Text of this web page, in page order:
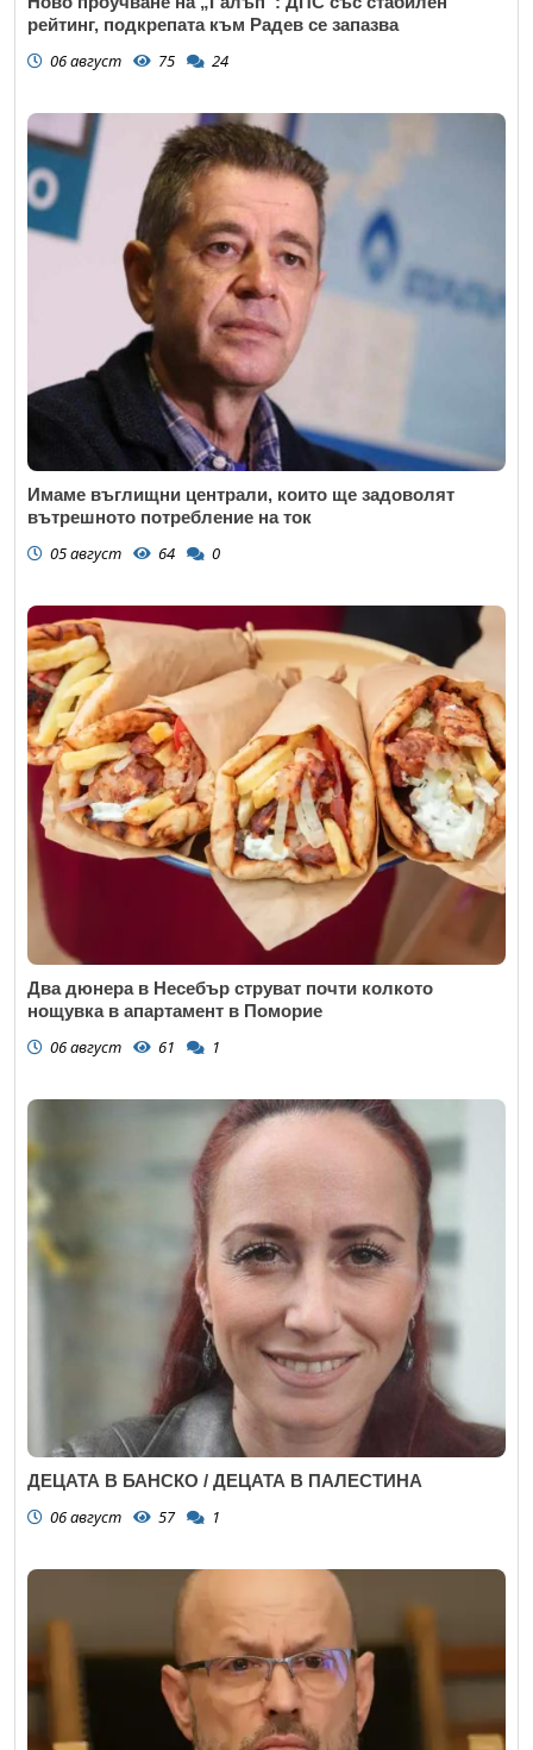
рейтинг, подкрепата към Радев се запазва
06 август 75 24
Имаме въглищни централи, които ще задоволят
вътрешното потребление на ток
05 август 64 0
Два дюнера в Несебър струват почти колкото
нощувка в апартамент в Поморие
06 август 61 1
ДЕЦАТА В БАНСКО / ДЕЦАТА В ПАЛЕСТИНА
06 август 57 1